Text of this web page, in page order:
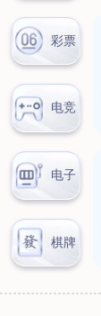
服务热线：
首页
关于我们
工程服务
管道外腐
蚀检测
扰源排流
保护设计
产品服务
阴极保护
设备租赁